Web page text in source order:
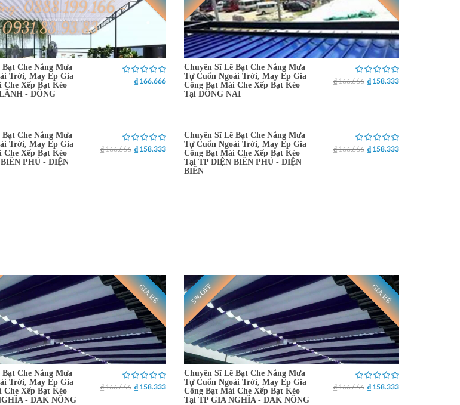
Bạt Che Nắng Mưa
Trời, May Ép Gia
Che Xếp Bạt Kéo
- ĐỒNG
₫ 166.666
Chuyên Sĩ Lẽ Bạt Che Nắng Mưa
Tự Cuốn Ngoài Trời, May Ép Gia
Công Bạt Mái Che Xếp Bạt Kéo
Tại ĐỒNG NAI
₫ 166.666 ₫ 158.333
GIÁ RẺ
Bạt Che Nắng Mưa
Trời, May Ép Gia
Che Xếp Bạt Kéo
PHỦ - ĐIỆN
₫ 166.666 ₫ 158.333 5% OFF GIÁ RẺ
Chuyên Sĩ Lẽ Bạt Che Nắng Mưa
Tự Cuốn Ngoài Trời, May Ép Gia
Công Bạt Mái Che Xếp Bạt Kéo
Tại TP ĐIỆN BIÊN PHỦ - ĐIỆN
BIÊN
₫ 166.666 ₫ 158.333
GIÁ RẺ
Bạt Che Nắng Mưa
Trời, May Ép Gia
Che Xếp Bạt Kéo
- ĐAK NÔNG
₫ 166.666 ₫ 158.333
5% OFF GIÁ RẺ
Chuyên Sĩ Lẽ Bạt Che Nắng Mưa
Tự Cuốn Ngoài Trời, May Ép Gia
Công Bạt Mái Che Xếp Bạt Kéo
Tại TP GIA NGHĨA - ĐAK NÔNG
₫ 166.666 ₫ 158.333